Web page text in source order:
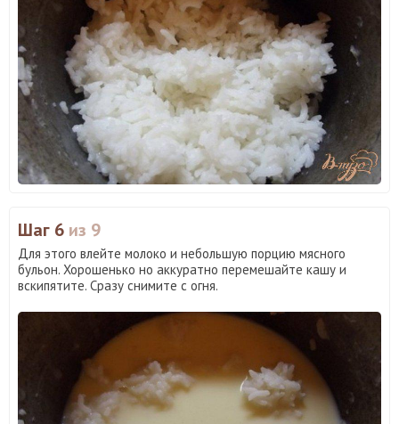
Шаг 6 из 9
Для этого влейте молоко и небольшую порцию мясного
бульон. Хорошенько но аккуратно перемешайте кашу и
вскипятите. Сразу снимите с огня.